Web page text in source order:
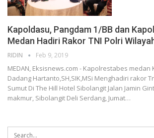
Kapoldasu, Pangdam 1/BB dan
Medan Hadiri Rakor TNI Polri
RIDIN Feb 9, 2019
MEDAN, Eksisnews.com - Kapolrestabes medan
Dadang Hartanto,SH,SIK,MSi Menghadiri rakor
Sumut Di The Hill Hotel Sibolangit Jalan Jamin
makmur, Sibolangit Deli Serdang, Jumat…